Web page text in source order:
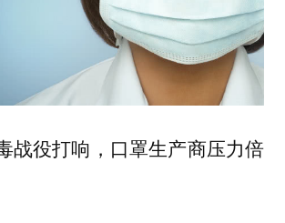
战役打响，口罩生产商压力倍